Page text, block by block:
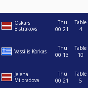
Oskars
Bistrakovs
Thu
00:21
Table
4
Vassilis Korkas
Thu
00:13
Table
10
Jelena
Miloradova
Thu
00:21
Table
5